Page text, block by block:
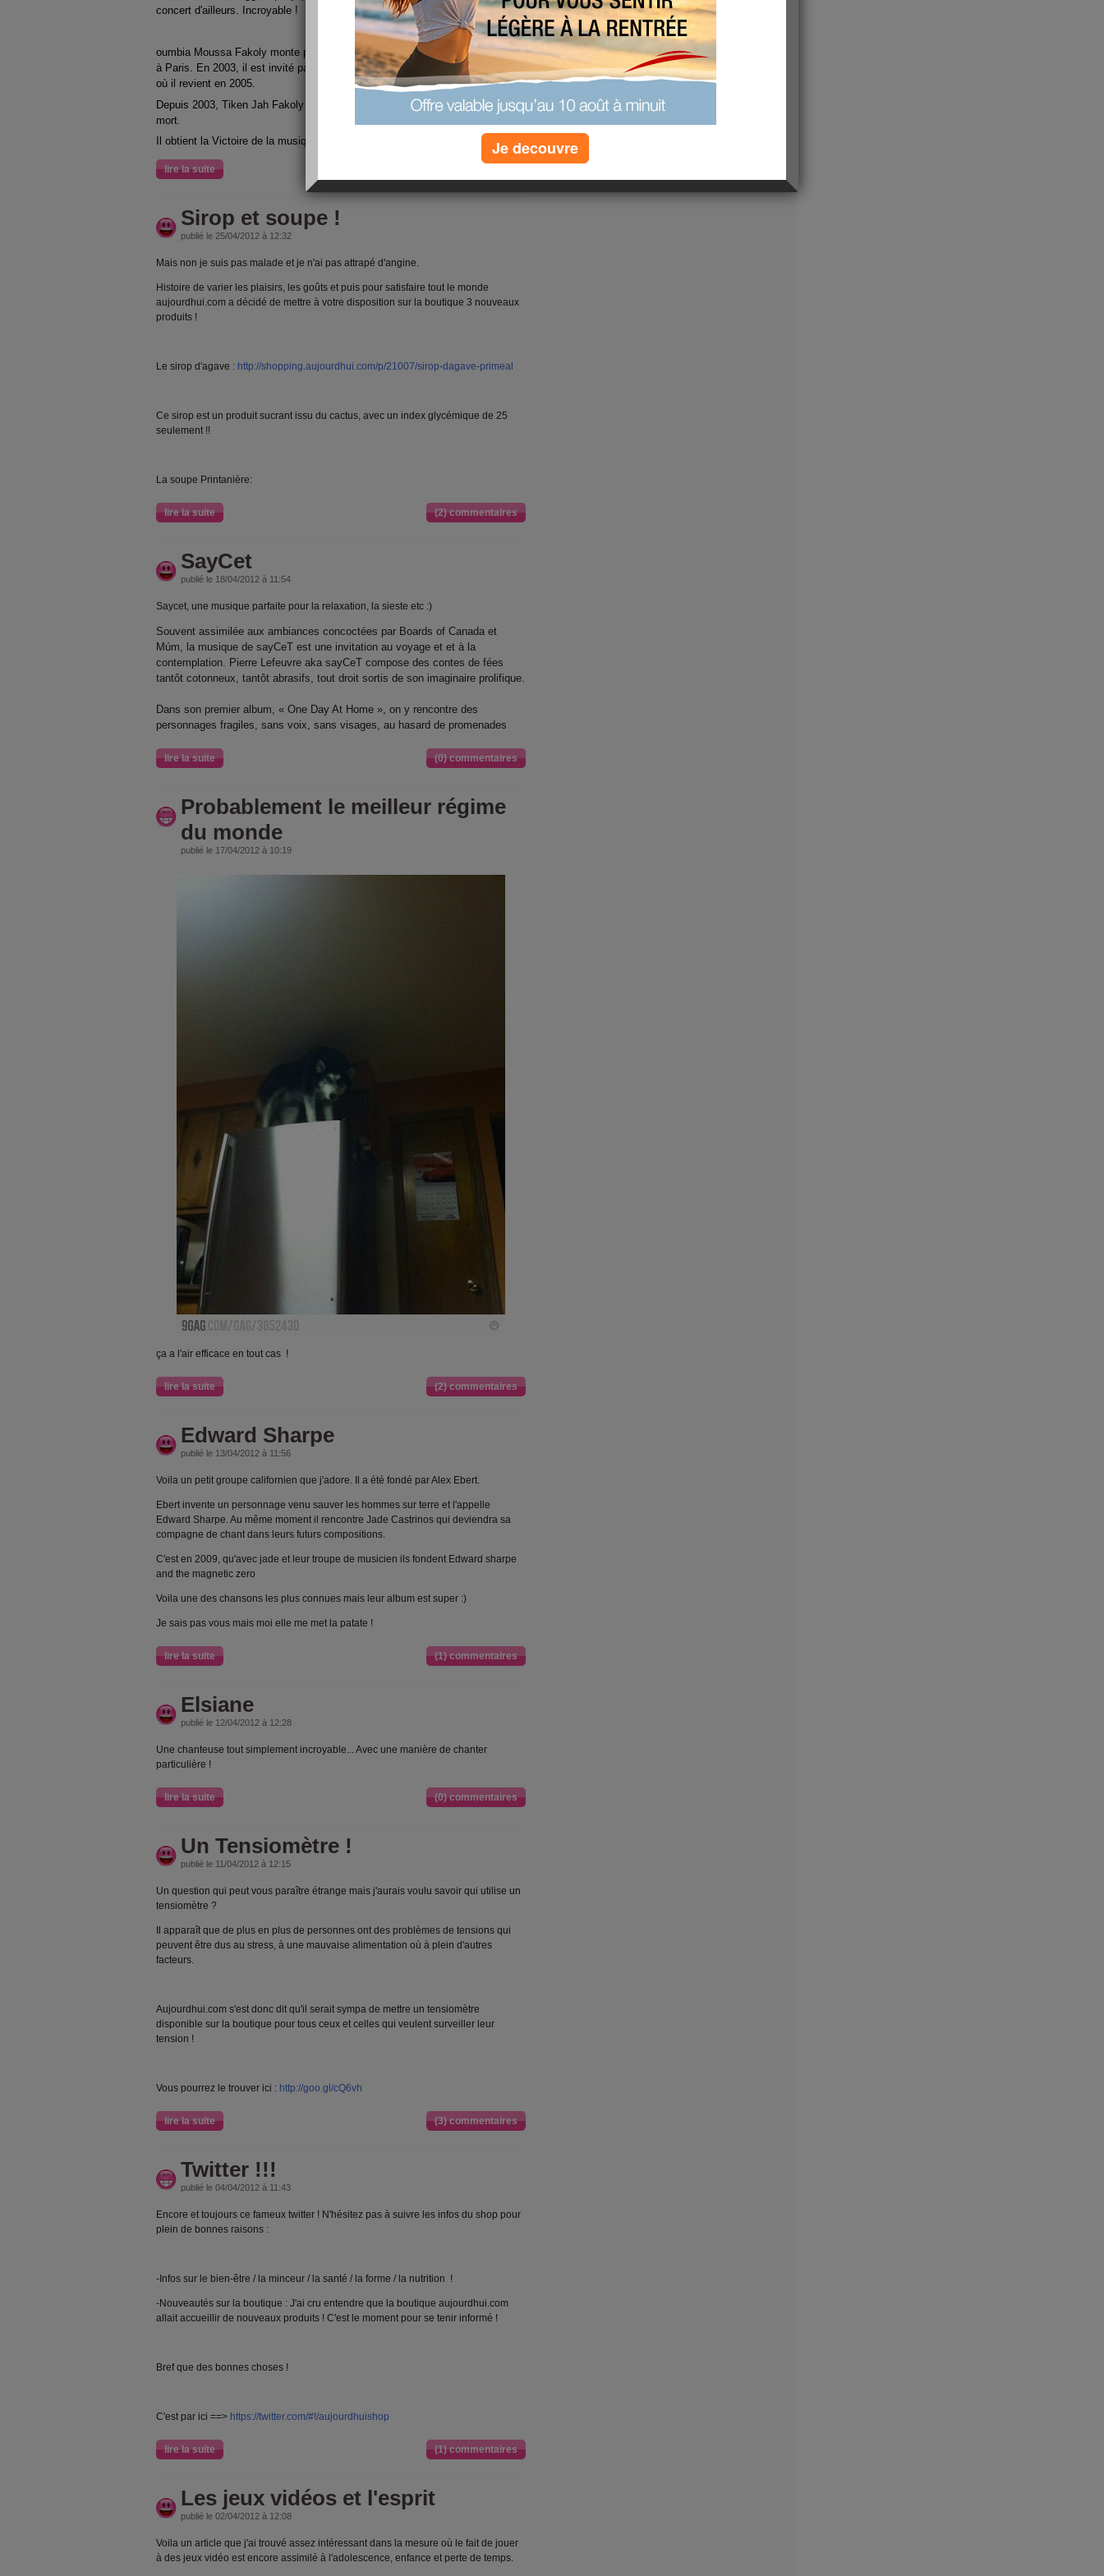
concert d'ailleurs. Incroyable !
oumbia Moussa Fakoly monte pour la première fois sur scène enEurope,
à Paris. En 2003, il est invité par le festivalMusiques Métisses (Angoulême),
où il revient en 2005.
Depuis 2003, Tiken Jah Fakoly vit exilé au
suite à des menaces de
mort
Il obtient la Victoire de la musique
lire la suite
Sirop et soupe !
publié le 25/04/2012 à 12:32
Mais non je suis pas malade et je n'ai pas attrapé d'angine.
Histoire de varier les plaisirs, les goûts et puis pour satisfaire tout le monde
aujourdhui.com a décidé de mettre à votre disposition sur la boutique 3 nouveaux
produits !
Le sirop d'agave : http://shopping.aujourdhui.com/p/21007/sirop-dagave-primeal
Ce sirop est un produit sucrant issu du cactus, avec un index glycémique de 25
seulement !!
La soupe Printanière:
lire la suite (2) commentaires
SayCet
publié le 18/04/2012 à 11:54
Saycet, une musique parfaite pour la relaxation, la sieste etc :)
Souvent assimilée aux ambiances concoctées par Boards of Canada et
Múm, la musique de sayCeT est une invitation au voyage et et à la
contemplation. Pierre Lefeuvre aka sayCeT compose des contes de fées
tantôt cotonneux, tantôt abrasifs, tout droit sortis de son imaginaire prolifique.
Dans son premier album, « One Day At Home », on y rencontre des
personnages fragiles, sans voix, sans visages, au hasard de promenades
lire la suite (0) commentaires
Probablement le meilleur régime
du monde
publié le 17/04/2012 à 10:19
ça a l'air efficace en tout cas !
lire la suite (2) commentaires
Edward Sharpe
publié le 13/04/2012 à 11:56
Voila un petit groupe californien que j'adore. Il a été fondé par Alex Ebert.
Ebert invente un personnage venu sauver les hommes sur terre et l'appelle
Edward Sharpe. Au même moment il rencontre Jade Castrinos qui deviendra sa
compagne de chant dans leurs futurs compositions.
C'est en 2009, qu'avec jade et leur troupe de musicien ils fondent Edward sharpe
and the magnetic zero
Voila une des chansons les plus connues mais leur album est super :)
Je sais pas vous mais moi elle me met la patate !
lire la suite (1) commentaires
Elsiane
publié le 12/04/2012 à 12:28
Une chanteuse tout simplement incroyable... Avec une manière de chanter
particulière !
lire la suite (0) commentaires
Un Tensiomètre !
publié le 11/04/2012 à 12:15
Un question qui peut vous paraître étrange mais j'aurais voulu savoir qui utilise un
tensiomètre ?
Il apparaît que de plus en plus de personnes ont des problèmes de tensions qui
peuvent être dus au stress, à une mauvaise alimentation où à plein d'autres
facteurs.
Aujourdhui.com s'est donc dit qu'il serait sympa de mettre un tensiomètre
disponible sur la boutique pour tous ceux et celles qui veulent surveiller leur
tension !
Vous pourrez le trouver ici : http://goo.gl/cQ6vh
lire la suite (3) commentaires
Twitter !!!
publié le 04/04/2012 à 11:43
Encore et toujours ce fameux twitter ! N'hésitez pas à suivre les infos du shop pour
plein de bonnes raisons :
-Infos sur le bien-être / la minceur / la santé / la forme / la nutrition !
-Nouveautés sur la boutique : J'ai cru entendre que la boutique aujourdhui.com
allait accueillir de nouveaux produits ! C'est le moment pour se tenir informé !
Bref que des bonnes choses !
C'est par ici ==> https://twitter.com/#!/aujourdhuishop
lire la suite (1) commentaires
Les jeux vidéos et l'esprit
publié le 02/04/2012 à 12:08
Voila un article que j'ai trouvé assez intéressant dans la mesure où le fait de jouer
à des jeux vidéo est encore assimilé à l'adolescence, enfance et perte de temps.
Je decouvre